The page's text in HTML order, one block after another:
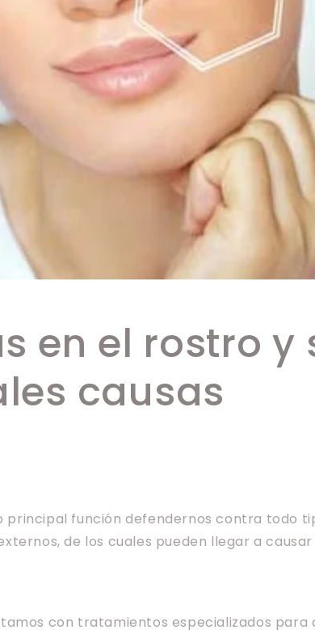
en el rostro y
causas
principal función defendernos contra todo
de los cuales pueden llegar a
con tratamientos especializados para